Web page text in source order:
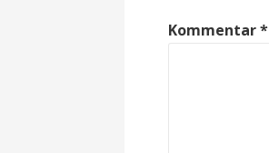
Kommentar*